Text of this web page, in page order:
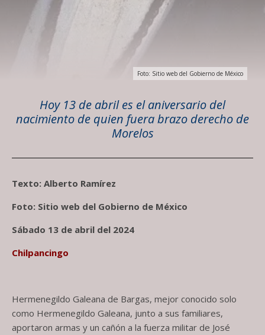
Foto: Sitio web del Gobierno de México
Hoy 13 de abril es el aniversario del
nacimiento de quien fuera brazo derecho de
Morelos
Texto: Alberto Ramírez
Foto: Sitio web del Gobierno de México
Sábado 13 de abril del 2024
Chilpancingo
Hermenegildo Galeana de Bargas, mejor conocido solo
como Hermenegildo Galeana, junto a sus familiares,
aportaron armas y un cañón a la fuerza militar de José